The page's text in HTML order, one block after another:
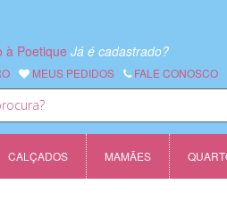
à Poetique Já é cadastrado?
MEUS PEDIDOS FALE CONOSCO
CALÇADOS MAMÃES